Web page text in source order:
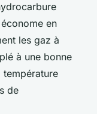
en
les gaz à
à une bonne
de